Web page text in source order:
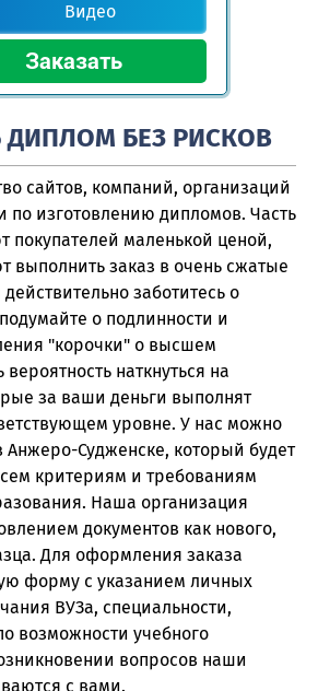
Видео
ДИПЛОМ БЕЗ РИСКОВ
сайтов, компаний, организаций
по изготовлению дипломов. Часть
покупателей маленькой ценой,
выполнить заказ в очень сжатые
заботитесь о
о подлинности и
"корочки" о высшем
наткнуться на
за ваши деньги выполнят
уровне. У нас можно
Анжеро-Судженске, который будет
критериям и требованиям
Наша организация
документов как нового,
Для оформления заказа
форму с указанием личных
ВУЗа, специальности,
возможности учебного
вопросов наши
с вами.